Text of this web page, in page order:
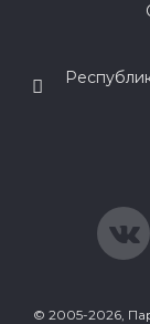
© 2005-2026,